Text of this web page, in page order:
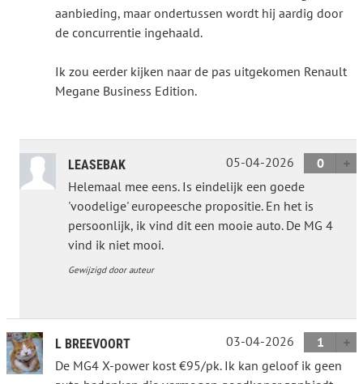
aanbieding, maar ondertussen wordt hij aardig door
de concurrentie ingehaald.
Ik zou eerder kijken naar de pas uitgekomen Renault
Megane Business Edition.
LEASEBAK 05-04-2026
0
Helemaal mee eens. Is eindelijk een goede
'voodelige' europeesche propositie. En het is
persoonlijk, ik vind dit een mooie auto. De MG 4
vind ik niet mooi.
Gewijzigd door auteur
L BREEVOORT 03-04-2026
1
De MG4 X-power kost €95/pk. Ik kan geloof ik geen